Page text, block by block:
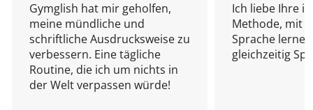
Gymglish hat mir geholfen,
meine mündliche und
schriftliche Ausdrucksweise zu
verbessern. Eine tägliche
Routine, die ich um nichts in
der Welt verpassen würde!
Ich liebe Ihre
Methode, mit
Sprache
gleichzeitig